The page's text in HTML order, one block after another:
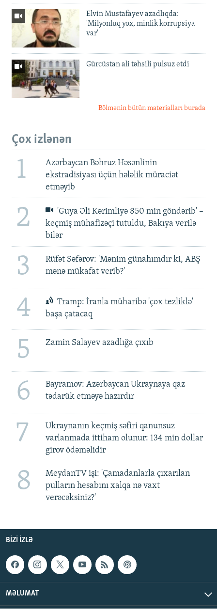
Elvin Mustafayev azadlıqda:
'Milyonluq yox, minlik korrupsiya
var'
Gürcüstan ali təhsili pulsuz etdi
Bölmənin bütün materialları burada
Çox izlənən
1
Azərbaycan Bəhruz Həsənlinin
ekstradisiyası üçün hələlik müraciət
etməyib
2
'Guya Əli Kərimliyə 850 min göndərib' –
keçmiş mühafizəçi tutuldu, Bakıya verilə
bilər
3
Rüfət Səfərov: 'Mənim günahımdır ki, ABŞ
mənə mükafat verib?'
4
Tramp: İranla müharibə 'çox tezliklə'
başa çatacaq
5 Zamin Salayev azadlığa çıxıb
6
Bayramov: Azərbaycan Ukraynaya qaz
tədarük etməyə hazırdır
7
Ukraynanın keçmiş səfiri qanunsuz
varlanmada ittiham olunur: 134 min dollar
girov ödəməlidir
8
MeydanTV işi: 'Çamadanlarla çıxarılan
pulların hesabını xalqa nə vaxt
verəcəksiniz?'
BIZI IZLƏ
MƏLUMAT